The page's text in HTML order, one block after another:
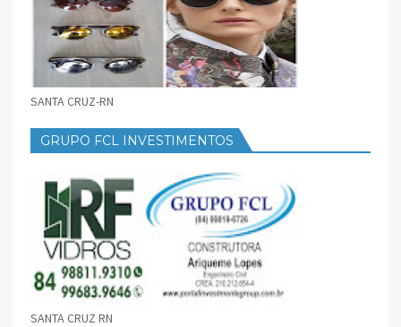
SANTA CRUZ-RN
GRUPO FCL INVESTIMENTOS
SANTA CRUZ RN